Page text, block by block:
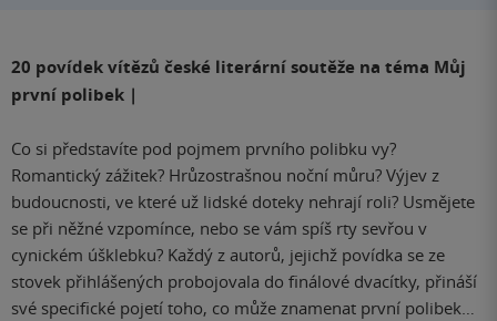
20 povídek vítězů české literární soutěže na téma Můj
první polibek |
Co si představíte pod pojmem prvního polibku vy?
Romantický zážitek? Hrůzostrašnou noční můru? Výjev z
budoucnosti, ve které už lidské doteky nehrají roli? Usmějete
se při něžné vzpomínce, nebo se vám spíš rty sevřou v
cynickém úšklebku? Každý z autorů, jejichž povídka se ze
stovek přihlášených probojovala do finálové dvacítky, přináší
své specifické pojetí toho, co může znamenat první polibek…